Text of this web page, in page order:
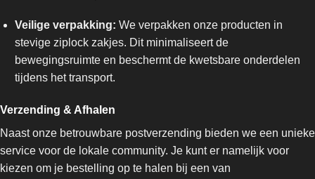
Veilige verpakking: We verpakken onze producten in
stevige ziplock zakjes. Dit minimaliseert de
bewegingsruimte en beschermt de kwetsbare onderdelen
tijdens het transport.
Verzending & Afhalen
Naast onze betrouwbare postverzending bieden we een unieke
service voor de lokale community. Je kunt er namelijk voor
kiezen om je bestelling op te halen bij een van